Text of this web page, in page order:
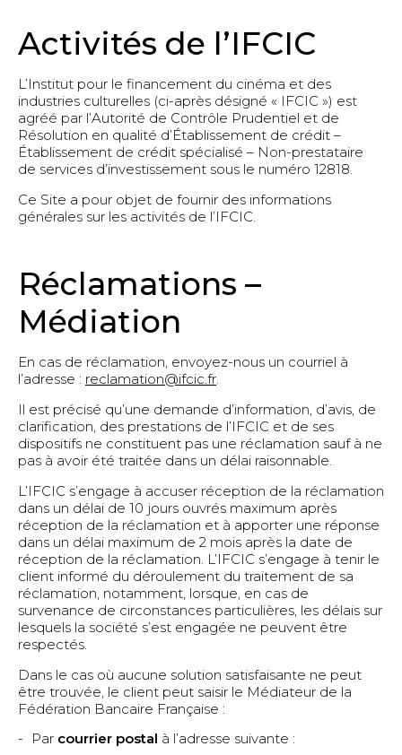
Activités de l’IFCIC
L’Institut pour le financement du cinéma et des
industries culturelles (ci-après désigné « IFCIC ») est
agréé par l’Autorité de Contrôle Prudentiel et de
Résolution en qualité d’Établissement de crédit –
Établissement de crédit spécialisé – Non-prestataire
de services d’investissement sous le numéro 12818.
Ce Site a pour objet de fournir des informations
générales sur les activités de l’IFCIC.
Réclamations –
Médiation
En cas de réclamation, envoyez-nous un courriel à
l’adresse : reclamation@ifcic.fr.
Il est précisé qu’une demande d’information, d’avis, de
clarification, des prestations de l’IFCIC et de ses
dispositifs ne constituent pas une réclamation sauf à ne
pas à avoir été traitée dans un délai raisonnable.
L’IFCIC s’engage à accuser réception de la réclamation
dans un délai de 10 jours ouvrés maximum après
réception de la réclamation et à apporter une réponse
dans un délai maximum de 2 mois après la date de
réception de la réclamation. L’IFCIC s’engage à tenir le
client informé du déroulement du traitement de sa
réclamation, notamment, lorsque, en cas de
survenance de circonstances particulières, les délais sur
lesquels la société s’est engagée ne peuvent être
respectés.
Dans le cas où aucune solution satisfaisante ne peut
être trouvée, le client peut saisir le Médiateur de la
Fédération Bancaire Française :
Par courrier postal à l’adresse suivante :